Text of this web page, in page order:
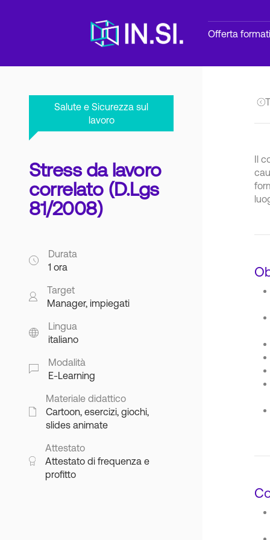
Offerta
Salute e Sicurezza sul
lavoro
Stress da lavoro
correlato (D.Lgs
81/2008)
Durata
1 ora
Target
Manager, impiegati
Lingua
italiano
Modalità
E-Learning
Materiale didattico
Cartoon, esercizi, giochi,
slides animate
Attestato
Attestato di frequenza e
profitto
Il